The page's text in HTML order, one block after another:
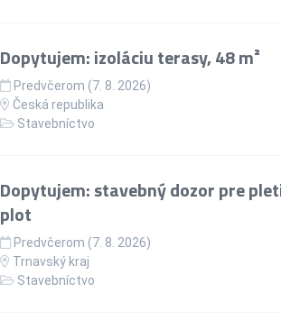
Dopytujem: izoláciu terasy, 48 m²
Predvčerom (7. 8. 2026)
Česká republika
Stavebníctvo
Dopytujem: stavebný dozor pre
plot
Predvčerom (7. 8. 2026)
Trnavský kraj
Stavebníctvo